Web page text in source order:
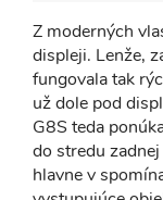
Z moderných
displeji. Lenže,
fungovala tak
už dole pod
G8S teda
do stredu
hlavne v